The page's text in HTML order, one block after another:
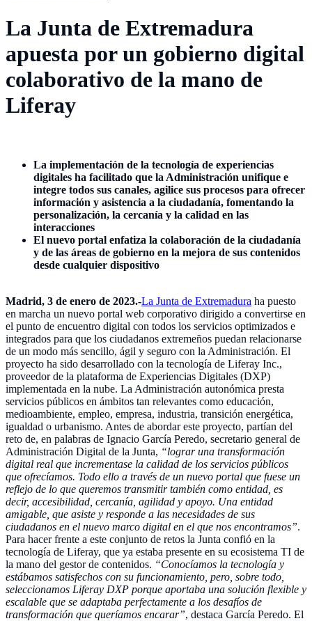
La Junta de Extremadura
apuesta por un gobierno digital
colaborativo de la mano de
Liferay
La implementación de la tecnología de experiencias
digitales ha facilitado que la Administración unifique e
integre todos sus canales, agilice sus procesos para ofrecer
información y asistencia a la ciudadanía, fomentando la
personalización, la cercanía y la calidad en las
interacciones
El nuevo portal enfatiza la colaboración de la ciudadanía
y de las áreas de gobierno en la mejora de sus contenidos
desde cualquier dispositivo
Madrid, 3 de enero de 2023.-La Junta de Extremadura ha puesto
en marcha un nuevo portal web corporativo dirigido a convertirse en
el punto de encuentro digital con todos los servicios optimizados e
integrados para que los ciudadanos extremeños puedan relacionarse
de un modo más sencillo, ágil y seguro con la Administración. El
proyecto ha sido desarrollado con la tecnología de Liferay Inc.,
proveedor de la plataforma de Experiencias Digitales (DXP)
implementada en la nube. La Administración autonómica presta
servicios públicos en ámbitos tan relevantes como educación,
medioambiente, empleo, empresa, industria, transición energética,
igualdad o urbanismo. Antes de abordar este proyecto, partían del
reto de, en palabras de Ignacio García Peredo, secretario general de
Administración Digital de la Junta, “lograr una transformación
digital real que incrementase la calidad de los servicios públicos
que ofrecíamos. Todo ello a través de un nuevo portal que fuese un
reflejo de lo que queremos transmitir también como entidad, es
decir, accesibilidad, cercanía, agilidad y apoyo. Una entidad
amigable, que asiste y responde a las necesidades de sus
ciudadanos en el nuevo marco digital en el que nos encontramos”.
Para hacer frente a este conjunto de retos la Junta confió en la
tecnología de Liferay, que ya estaba presente en su ecosistema TI de
la mano del gestor de contenidos. “Conocíamos la tecnología y
estábamos satisfechos con su funcionamiento, pero, sobre todo,
seleccionamos Liferay DXP porque aportaba una solución flexible y
escalable que se adaptaba perfectamente a los desafíos de
transformación que queríamos encarar”, destaca García Peredo. El